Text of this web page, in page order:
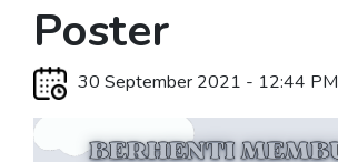
Poster
30 September 2021 - 12:44 PM